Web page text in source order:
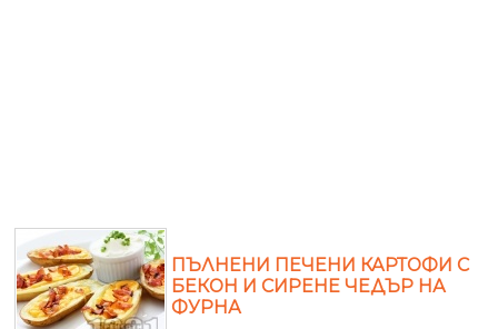
ПЪЛНЕНИ ПЕЧЕНИ КАРТОФИ С
БЕКОН И СИРЕНЕ ЧЕДЪР НА
ФУРНА